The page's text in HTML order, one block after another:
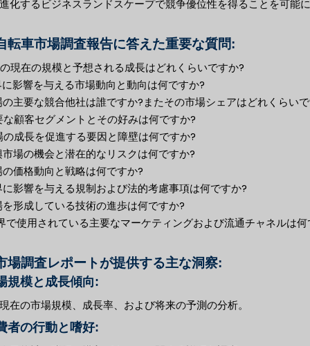
化するビジネスランドスケープで競争優位性を得ることを可能
転車市場調査報告に答えた重要な質問:
現在の規模と予想される成長はどれくらいですか?
影響を与える市場動向と動向は何ですか?
主要な競合他社は誰ですか?またその市場シェアはどれくらい
顧客セグメントとその好みは何ですか?
成長を促進する要因と障壁は何ですか?
場の機会と潜在的なリスクは何ですか?
価格動向と戦略は何ですか?
影響を与える規制および法的考慮事項は何ですか?
形成している技術の進歩は何ですか?
で使用されている主要なマーケティングおよび流通チャネルは何
場調査レポートが提供する主な洞察:
規模と成長傾向:
在の市場規模、成長率、および将来の予測の分析。
者の行動と嗜好: